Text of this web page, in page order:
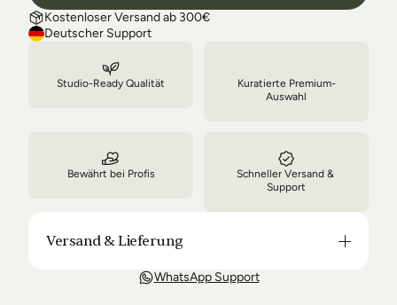
Kostenloser Versand ab 300€
Deutscher Support
Studio-Ready Qualität
Kuratierte Premium-
Auswahl
Bewährt bei Profis
Schneller Versand &
Support
Versand & Lieferung
Unsere Lieferung ist in der Regel in 3-8 Tagen bei
WhatsApp Support